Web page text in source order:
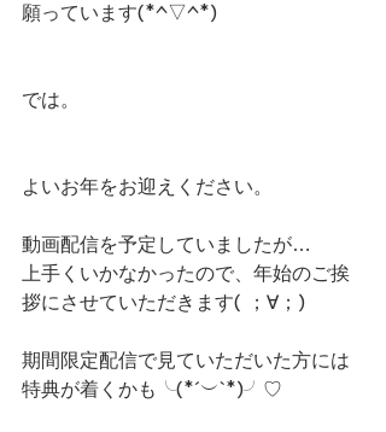
願っています(*^▽^*)
では。
よいお年をお迎えください。
動画配信を予定していましたが…
上手くいかなかったので、年始のご挨
拶にさせていただきます( ；∀；)
期間限定配信で見ていただいた方には
特典が着くかも╰(*´︶`*)╯♡